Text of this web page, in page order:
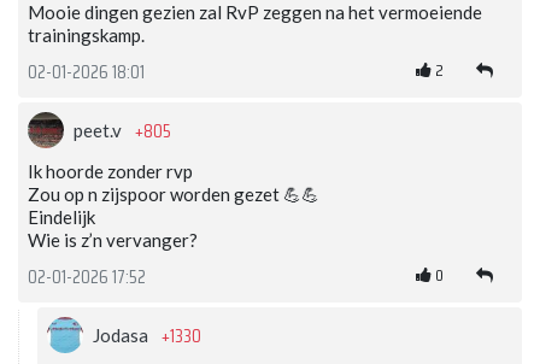
Mooie dingen gezien zal RvP zeggen na het vermoeiende
trainingskamp.
02-01-2026 18:01 2
peet.v +805
Ik hoorde zonder rvp
Zou op n zijspoor worden gezet 💪💪
Eindelijk
Wie is z’n vervanger?
02-01-2026 17:52 0
Jodasa +1330